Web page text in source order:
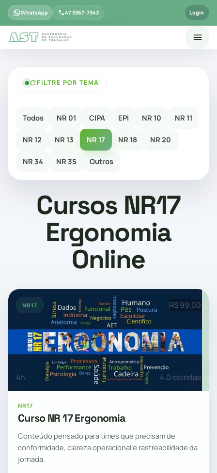
WhatsApp 47 3367-7343 Login
FILTRE POR TEMA
Todos NR 01 CIPA EPI NR 10 NR 11
NR 12 NR 13 NR 17 NR 18 NR 20
NR 34 NR 35 Outros
Cursos NR17
Ergonomia
Online
NR17 R$ 99,00
4h 4.0 estrelas
NR17
Curso NR 17 Ergonomia
Conteúdo pensado para times que precisam de
conformidade, clareza operacional e rastreabilidade da
jornada.